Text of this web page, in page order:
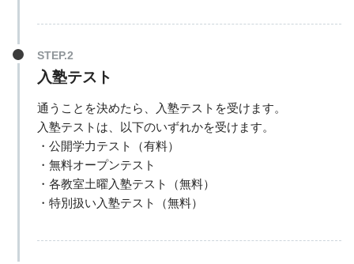
入塾テスト
通うことを決めたら、入塾テストを受けます。
入塾テストは、以下のいずれかを受けます。
・公開学力テスト（有料）
・無料オープンテスト
・各教室土曜入塾テスト（無料）
・特別扱い入塾テスト（無料）